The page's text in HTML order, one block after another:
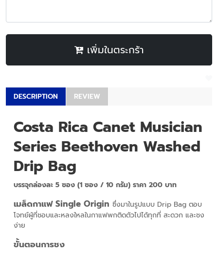
เพิ่มในตระกร้า
DESCRIPTION REVIEW
Costa Rica Canet Musician
Series Beethoven Washed
Drip Bag
บรรจุกล่องละ 5 ซอง (1 ซอง / 10 กรัม) ราคา 200 บาท
เมล็ดกาแฟ Single Origin ซึ่งมาในรูปแบบ Drip Bag ตอบ
โจทย์ผู้ที่ชอบและหลงใหลในกาแฟพกติดตัวไปได้ทุกที่ สะดวก และชง
ง่าย
ขั้นตอนการชง